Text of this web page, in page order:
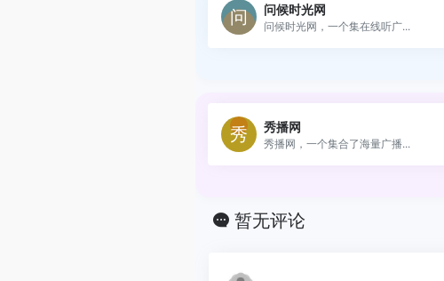
问候时光网
问候时光网，一个集在线听广...
秀播网
秀播网，一个集合了海量广播...
暂无评论